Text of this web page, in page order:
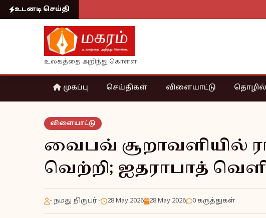
உடனடி செய்தி
உலகத்தை அறிந்து கொள்ள
முகப்பு செய்திகள் விளையாட்டு
விளையாட்டு
வைபவ் சூறாவளியில்
வெற்றி; ஐதராபாத்
- நமது நிருபர் - 28 May 2026 28 May 2026 0 கருத்துகள்